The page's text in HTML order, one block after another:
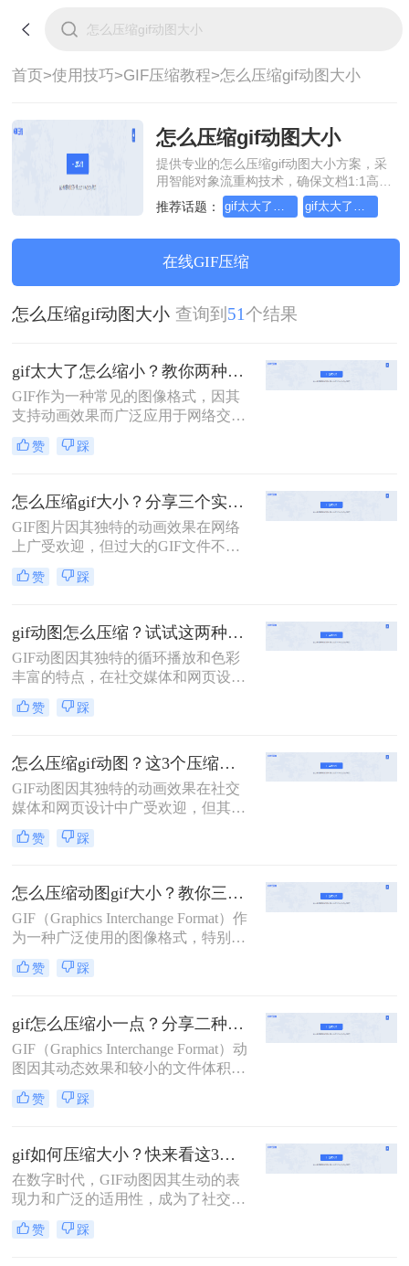
首页>使用技巧>GIF压缩教程>怎么压缩gif动图大小
怎么压缩gif动图大小
提供专业的怎么压缩gif动图大小方案，采
用智能对象流重构技术，确保文档1:1高保
真还原且排版不乱码。支持一键批量处
理，全链路 SSL 加密保障隐私安全。助您
装，高效办公。
推荐话题： gif太大了怎么缩小 gif太大了怎么压缩
在线GIF压缩
怎么压缩gif动图大小 查询到 51个结果
gif太大了怎么缩小？教你两种高效压缩方法！
GIF作为一种常见的图像格式，因其
支持动画效果而广泛应用于网络交
流、社交媒体和网页设计中。然而，
有时我们会遇到GIF文件体积过大的
间，还可能影响加载速度和用户体
验。那么gif太大了怎么缩小呢？本文
将介绍两种缩小GIF大小的有效方
法。
赞 踩
怎么压缩gif大小？分享三个实用方法详解！
GIF图片因其独特的动画效果在网络
上广受欢迎，但过大的GIF文件不仅
会增加加载时间，还可能导致在传输
过程中出现错误。那么怎么压缩gif大
法。
赞 踩
gif动图怎么压缩？试试这两种高效方法！
GIF动图因其独特的循环播放和色彩
丰富的特点，在社交媒体和网页设计
中广泛应用。然而，较大的GIF文件
不仅会增加加载时间，还可能影响用
项重要的任务。那么gif动图怎么压缩
呢？本文将介绍两种压缩GIF动图的
方法。
赞 踩
怎么压缩gif动图？这3个压缩方法推荐给你！
GIF动图因其独特的动画效果在社交
媒体和网页设计中广受欢迎，但其较
大的文件体积有时会带来加载慢、流
量消耗多等问题。那么怎么压缩gif动
的方法。
赞 踩
怎么压缩动图gif大小？教你三种常用压缩方法！
GIF（Graphics Interchange Format）作
为一种广泛使用的图像格式，特别擅
长于存储动态图像，即动图。然而，
GIF文件有时会变得非常大，这会影
决怎么压缩动图gif大小问题，本文将
介绍三种压缩动图GIF大小的方法。
赞 踩
gif怎么压缩小一点？分享二种压缩动图的方法！
GIF（Graphics Interchange Format）动
图因其动态效果和较小的文件体积而
广受欢迎，但在社交媒体和网页设计
中，过大的GIF文件往往会导致加载
怎么压缩小一点呢？本文将介绍两种
有效的方法，帮助您轻松压缩GIF文
件，减小文件大小，同时保持动画效
果。
赞 踩
gif如何压缩大小？快来看这3个压缩方法！
在数字时代，GIF动图因其生动的表
现力和广泛的适用性，成为了社交媒
体、网页设计、即时通讯等多个领域
的宠儿。然而，随着图像质量的提升
赞 踩